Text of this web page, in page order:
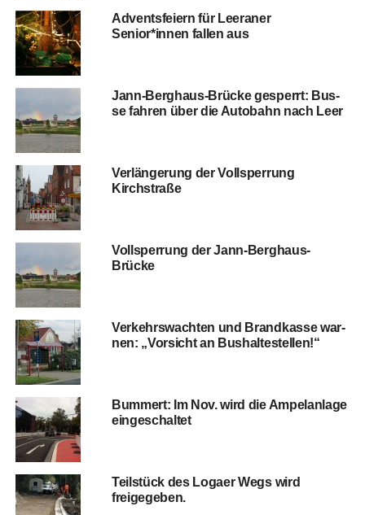
Advents­fei­ern für Leera­ner
Senior*innen fal­len aus
Jann-Berg­haus-Brü­cke gesperrt: Bus­
se fah­ren über die Auto­bahn nach Leer
Ver­län­ge­rung der Voll­sper­rung
Kirchstraße
Voll­sper­rung der Jann-Berghaus-
Brücke
Ver­kehrs­wach­ten und Brand­kas­se war­
nen: „Vor­sicht an Bushaltestellen!“
Bum­mert: Im Nov. wird die Ampel­an­la­ge
eingeschaltet
Teil­stück des Logaer Wegs wird
freigegeben.